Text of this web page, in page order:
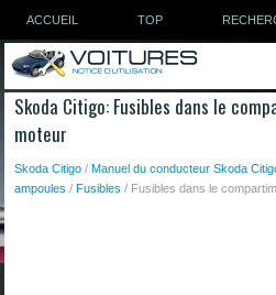
ACCUEIL TOP
Skoda Citigo: Fusibles dans le
moteur
Skoda Citigo /Manuel du conducteur Skoda
ampoules /Fusibles / Fusibles dans le